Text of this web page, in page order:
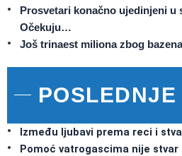
Prosvetari konačno ujedinjeni u
Očekuju…
Još trinaest miliona zbog
POSLEDNJE
Između ljubavi prema reci i
Pomoć vatrogascima nije